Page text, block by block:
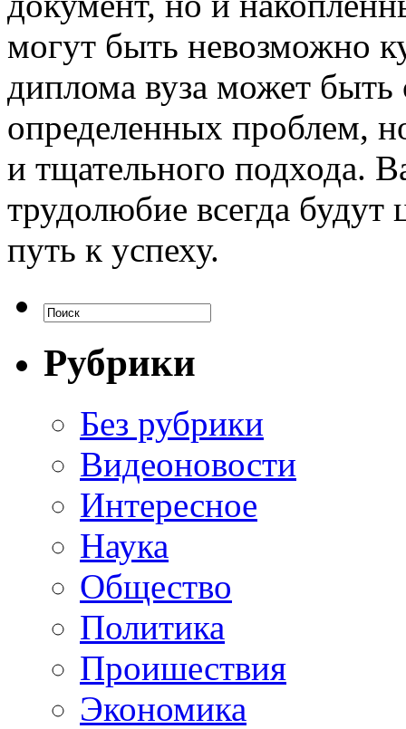
могут быть невозможно
диплома вуза может
определенных проблем,
и тщательного подхода.
трудолюбие всегда
путь к успеху.
Рубрики
Без рубрики
Видеоновости
Интересное
Наука
Общество
Политика
Проишествия
Экономика